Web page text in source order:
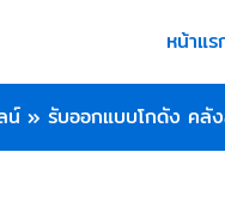
หน้าแร
น์ » รับออกแบบโกดัง คลั